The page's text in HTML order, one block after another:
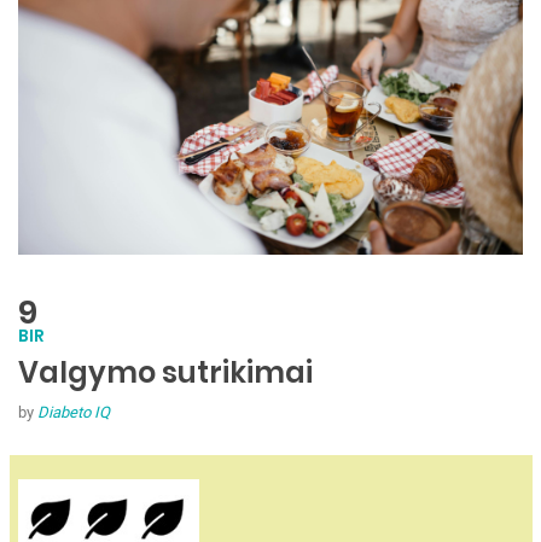
9
BIR
Valgymo sutrikimai
by Diabeto IQ